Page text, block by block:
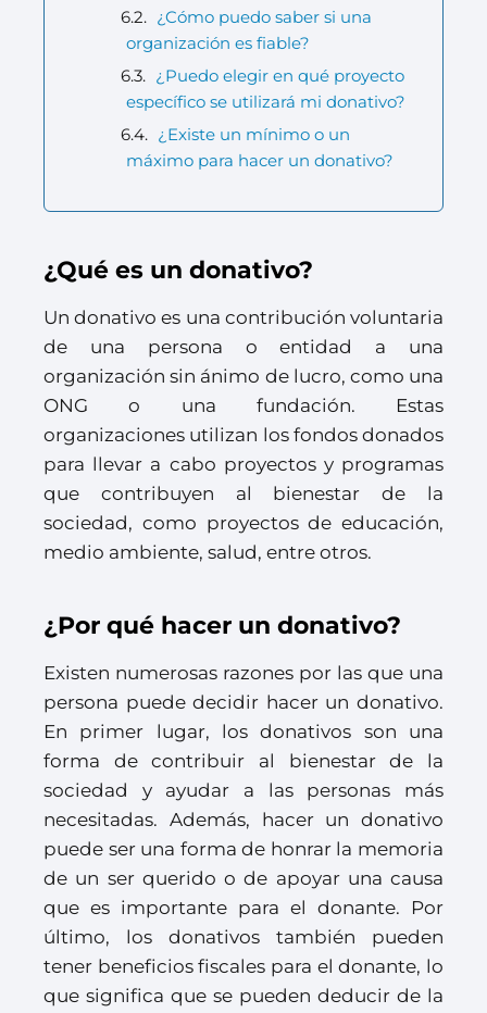
¿Cómo puedo saber si una
organización es fiable?
¿Puedo elegir en qué proyecto
específico se utilizará mi donativo?
¿Existe un mínimo o un
máximo para hacer un donativo?
¿Qué es un donativo?
Un donativo es una contribución voluntaria
de una persona o entidad a una
organización sin ánimo de lucro, como una
ONG o una fundación. Estas
organizaciones utilizan los fondos donados
para llevar a cabo proyectos y programas
que contribuyen al bienestar de la
sociedad, como proyectos de educación,
medio ambiente, salud, entre otros.
¿Por qué hacer un donativo?
Existen numerosas razones por las que una
persona puede decidir hacer un donativo.
En primer lugar, los donativos son una
forma de contribuir al bienestar de la
sociedad y ayudar a las personas más
necesitadas. Además, hacer un donativo
puede ser una forma de honrar la memoria
de un ser querido o de apoyar una causa
que es importante para el donante. Por
último, los donativos también pueden
tener beneficios fiscales para el donante, lo
que significa que se pueden deducir de la